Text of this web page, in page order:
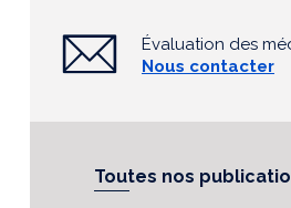
Évaluation des
Nous contacter
Toutes nos